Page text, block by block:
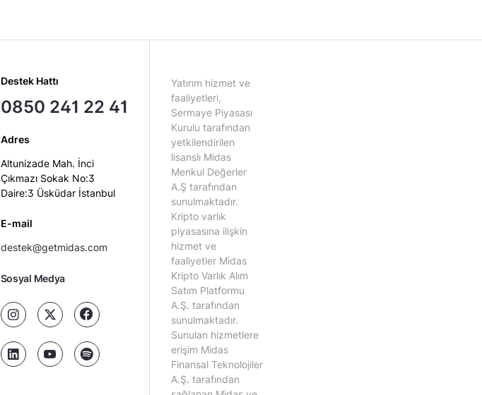
Destek Hattı
0850 241 22 41
Adres
Altunizade Mah. İnci
Çıkmazı Sokak No:3
Daire:3 Üsküdar İstanbul
E-mail
destek@getmidas.com
Sosyal Medya
Yatırım hizmet ve
faaliyetleri,
Sermaye Piyasası
Kurulu tarafından
yetkilendirilen
lisanslı Midas
Menkul Değerler
A.Ş tarafından
sunulmaktadır.
Kripto varlık
piyasasına ilişkin
hizmet ve
faaliyetler Midas
Kripto Varlık Alım
Satım Platformu
A.Ş. tarafından
sunulmaktadır.
Sunulan hizmetlere
erişim Midas
Finansal Teknolojiler
A.Ş. tarafından